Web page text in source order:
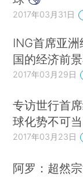
2017年03月31日
ING首席亚
国的经济前
2017年03月29日
专访世行首
球化势不可当
2017年03月23日
阿罗：超然